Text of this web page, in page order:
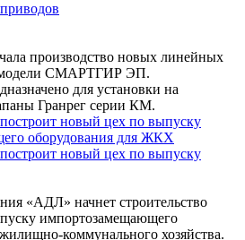
производство новых линейных
модели СМАРТГИР ЭП.
для установки на
Гранрег серии КМ.
новый цех по выпуску
«АДЛ» начнет строительство
импортозамещающего
хозяйства.